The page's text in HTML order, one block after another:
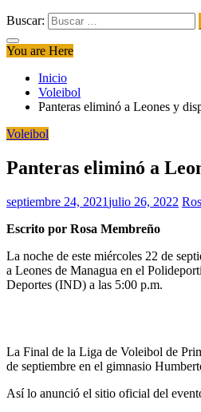
Buscar:
You are Here
Inicio
Voleibol
Panteras eliminó a Leones y
Voleibol
Panteras eliminó a
septiembre 24, 2021julio 26, 2022
Escrito por Rosa Membreño
La noche de este miércoles 22 de
a Leones de Managua en el
Deportes (IND) a las 5:00 p.m.
La Final de la Liga de Voleibol de
de septiembre en el gimnasio
Así lo anunció el sitio oficial del